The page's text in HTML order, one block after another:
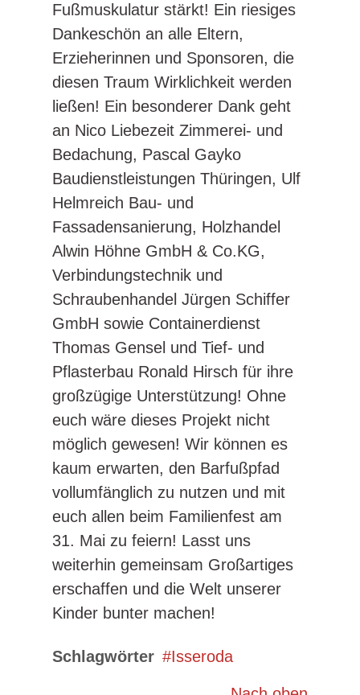
Fußmuskulatur stärkt! Ein riesiges
Dankeschön an alle Eltern,
Erzieherinnen und Sponsoren, die
diesen Traum Wirklichkeit werden
ließen! Ein besonderer Dank geht
an Nico Liebezeit Zimmerei- und
Bedachung, Pascal Gayko
Baudienstleistungen Thüringen, Ulf
Helmreich Bau- und
Fassadensanierung, Holzhandel
Alwin Höhne GmbH & Co.KG,
Verbindungstechnik und
Schraubenhandel Jürgen Schiffer
GmbH sowie Containerdienst
Thomas Gensel und Tief- und
Pflasterbau Ronald Hirsch für ihre
großzügige Unterstützung! Ohne
euch wäre dieses Projekt nicht
möglich gewesen! Wir können es
kaum erwarten, den Barfußpfad
vollumfänglich zu nutzen und mit
euch allen beim Familienfest am
31. Mai zu feiern! Lasst uns
weiterhin gemeinsam Großartiges
erschaffen und die Welt unserer
Kinder bunter machen!
Schlagwörter Isseroda